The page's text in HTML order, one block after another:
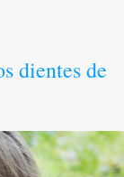
dientes de